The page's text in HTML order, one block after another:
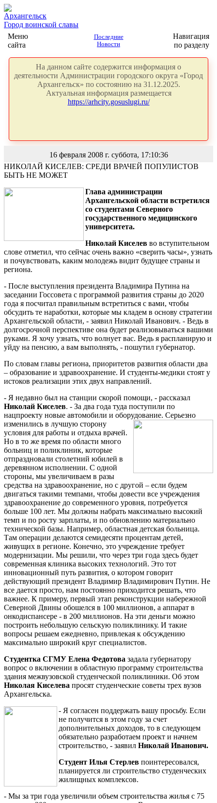
Архангельск
Город воинской славы
Меню
сайта
Последние
Новости
Навигация
по разделу
На данном сайте содержится информация о
деятельности Администрации городского округа «Город
Архангельск» по состоянию на 31.12.2025.
Актуальная информация размещается
https://arhcity.gosuslugi.ru/
16 февраля 2008 г. суббота, 17:10:36
НИКОЛАЙ КИСЕЛЕВ: СРЕДИ ВРАЧЕЙ ПОПУЛИСТОВ
БЫТЬ НЕ МОЖЕТ
Глава администрации
Архангельской области встретился
со студентами Северного
государственного медицинского
университета.
Николай Киселев во вступительном
слове отметил, что сейчас очень важно «сверить часы», узнать
и почувствовать, каким молодежь видит будущее страны и
региона.
- После выступления президента Владимира Путина на
заседании Госсовета с программой развития страны до 2020
года я посчитал правильным встретиться с вами, чтобы
обсудить те наработки, которые мы кладем в основу стратегии
Архангельской области, - заявил Николай Иванович. - Ведь в
долгосрочной перспективе она будет реализовываться вашими
руками. Я хочу узнать, что волнует вас. Ведь я распланирую и
уйду на пенсию, а вам выполнять, - пошутил губернатор.
По словам главы региона, приоритетов развития области два
– образование и здравоохранение. И студенты-медики стоят у
истоков реализации этих двух направлений.
- Я недавно был на станции скорой помощи, - рассказал
Николай Киселев. - За два года туда поступили по
нацпроекту новые автомобили и оборудование. Серьезно
изменились в лучшую сторону
условия для работы и отдыха врачей.
Но в то же время по области много
больниц и поликлиник, которые
отпраздновали столетний юбилей в
деревянном исполнении. С одной
стороны, мы увеличиваем в разы
средства на здравоохранение, но с другой – если будем
двигаться такими темпами, чтобы довести все учреждения
здравоохранение до современного уровня, потребуется
больше 100 лет. Мы должны набрать максимально высокий
темп и по росту зарплаты, и по обновлению материально
технической базы. Например, областная детская больница.
Там операции делаются семидесяти процентам детей,
живущих в регионе. Конечно, это учреждение требует
модернизации. Мы решили, что через три года здесь будет
современная клиника высоких технологий. Это тот
инновационный путь развития, о котором говорит
действующий президент Владимир Владимирович Путин. Не
все дается просто, нам постоянно приходится решать, что
важнее. К примеру, первый этап реконструкции набережной
Северной Двины обошелся в 100 миллионов, а аппарат в
онкодиспансере - в 200 миллионов. На эти деньги можно
построить небольшую сельскую поликлинику. И такие
вопросы решаем ежедневно, привлекая к обсуждению
максимально широкий круг специалистов.
Студентка СГМУ Елена Федотова задала губернатору
вопрос о включении в областную программу строительства
здания межвузовской студенческой поликлиники. Об этом
Николая Киселева просят студенческие советы трех вузов
Архангельска.
- Я согласен поддержать вашу просьбу. Если
не получится в этом году за счет
дополнительных доходов, то в следующем
обязательно разработаем проект и начнем
строительство, - заявил Николай Иванович.
Студент Илья Стерлев поинтересовался,
планируется ли строительство студенческих
жилищных комплексов.
- Мы за три года увеличили объем строительства жилья с 75